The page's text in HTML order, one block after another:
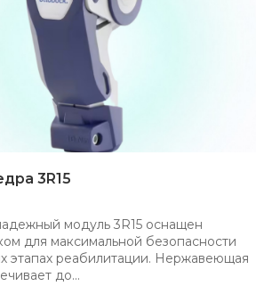
3R15
модуль 3R15 оснащен
для максимальной безопасности
этапах реабилитации. Нержавеющая
до...